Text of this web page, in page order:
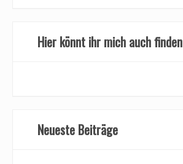
Hier könnt ihr mich auch finden
Neueste Beiträge